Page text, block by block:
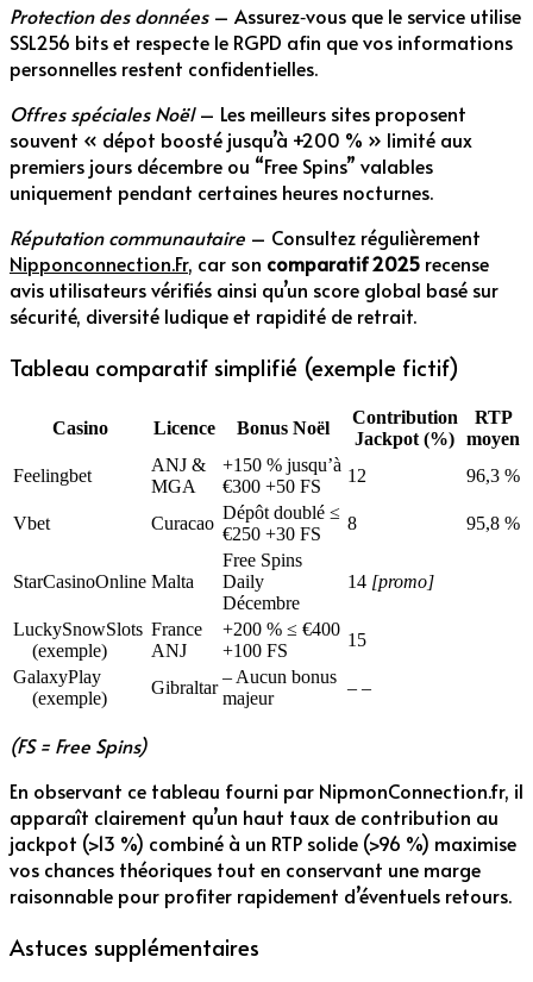
Protection des données– Assurez‑vous que le service utilise
SSL256 bits et respecte le RGPD afin que vos informations
personnelles restent confidentielles.
Offres spéciales Noël– Les meilleurs sites proposent
souvent « dépot boosté jusqu’à +200 % » limité aux
premiers jours décembre ou “Free Spins” valables
uniquement pendant certaines heures nocturnes.
Réputation communautaire – Consultez régulièrement
Nipponconnection.Fr, car son comparatif 2025 recense
avis utilisateurs vérifiés ainsi qu’un score global basé sur
sécurité, diversité ludique et rapidité de retrait.
Tableau comparatif simplifié (exemple fictif)
Casino Licence Bonus Noël
Contribution
Jackpot (%)
RTP
moyen
Feelingbet
ANJ &
MGA
+150 % jusqu’à
€300 +50 FS
12 96,3 %
Vbet Curacao
Dépôt doublé ≤
€250 +30 FS
8 95,8 %
StarCasinoOnline Malta
Free Spins
Daily
Décembre
14 [promo]
LuckySnowSlots
(exemple)
France
ANJ
+200 % ≤ €400
+100 FS
15
GalaxyPlay
(exemple)
Gibraltar
– Aucun bonus
majeur
– –
(FS = Free Spins)
En observant ce tableau fourni par NipmonConnection.fr, il
apparaît clairement qu’un haut taux de contribution au
jackpot (>13 %) combiné à un RTP solide (>96 %) maximise
vos chances théoriques tout en conservant une marge
raisonnable pour profiter rapidement d’éventuels retours.
Astuces supplémentaires